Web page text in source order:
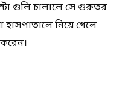
গুলি চালালে সে গুরুতর
নিয়ে গেলে